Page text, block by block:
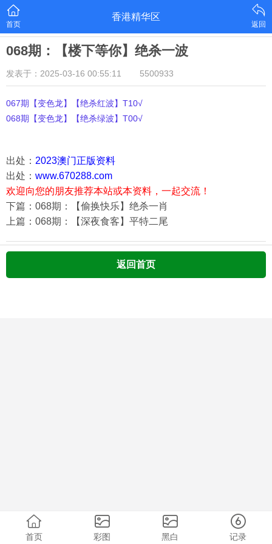
首页
香港精华区
返回
068期：【楼下等你】绝杀一波
发表于：2025-03-16 00:55:11 5500933
067期【变色龙】【绝杀红波】T10√
068期【变色龙】【绝杀绿波】T00√
出处： 2023澳门正版资料
出处： www.670288.com
欢迎向您的朋友推荐本站或本资料，一起交流！
下篇：068期：【偷换快乐】绝杀一肖
上篇：068期：【深夜食客】平特二尾
返回首页
首页 彩图 黑白 记录